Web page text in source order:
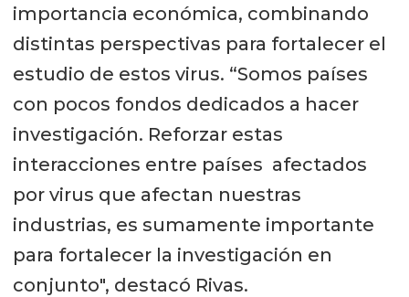
Universidad de San Sebastián e
investigador asociado a la
Dra. Laura Delgui (viróloga),
Investigadora Independiente de
CONICET, de la Universidad
Nacional de Cuyo (Mendoza,
Argentina).
importancia económica, combinando
distintas perspectivas para fortalecer el
estudio de estos virus. “Somos países
con pocos fondos dedicados a hacer
investigación. Reforzar estas
interacciones entre países afectados
por virus que afectan nuestras
industrias, es sumamente importante
para fortalecer la investigación en
conjunto", destacó Rivas.